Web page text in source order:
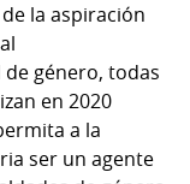
la aspiración
género, todas
en 2020
a la
ser un agente